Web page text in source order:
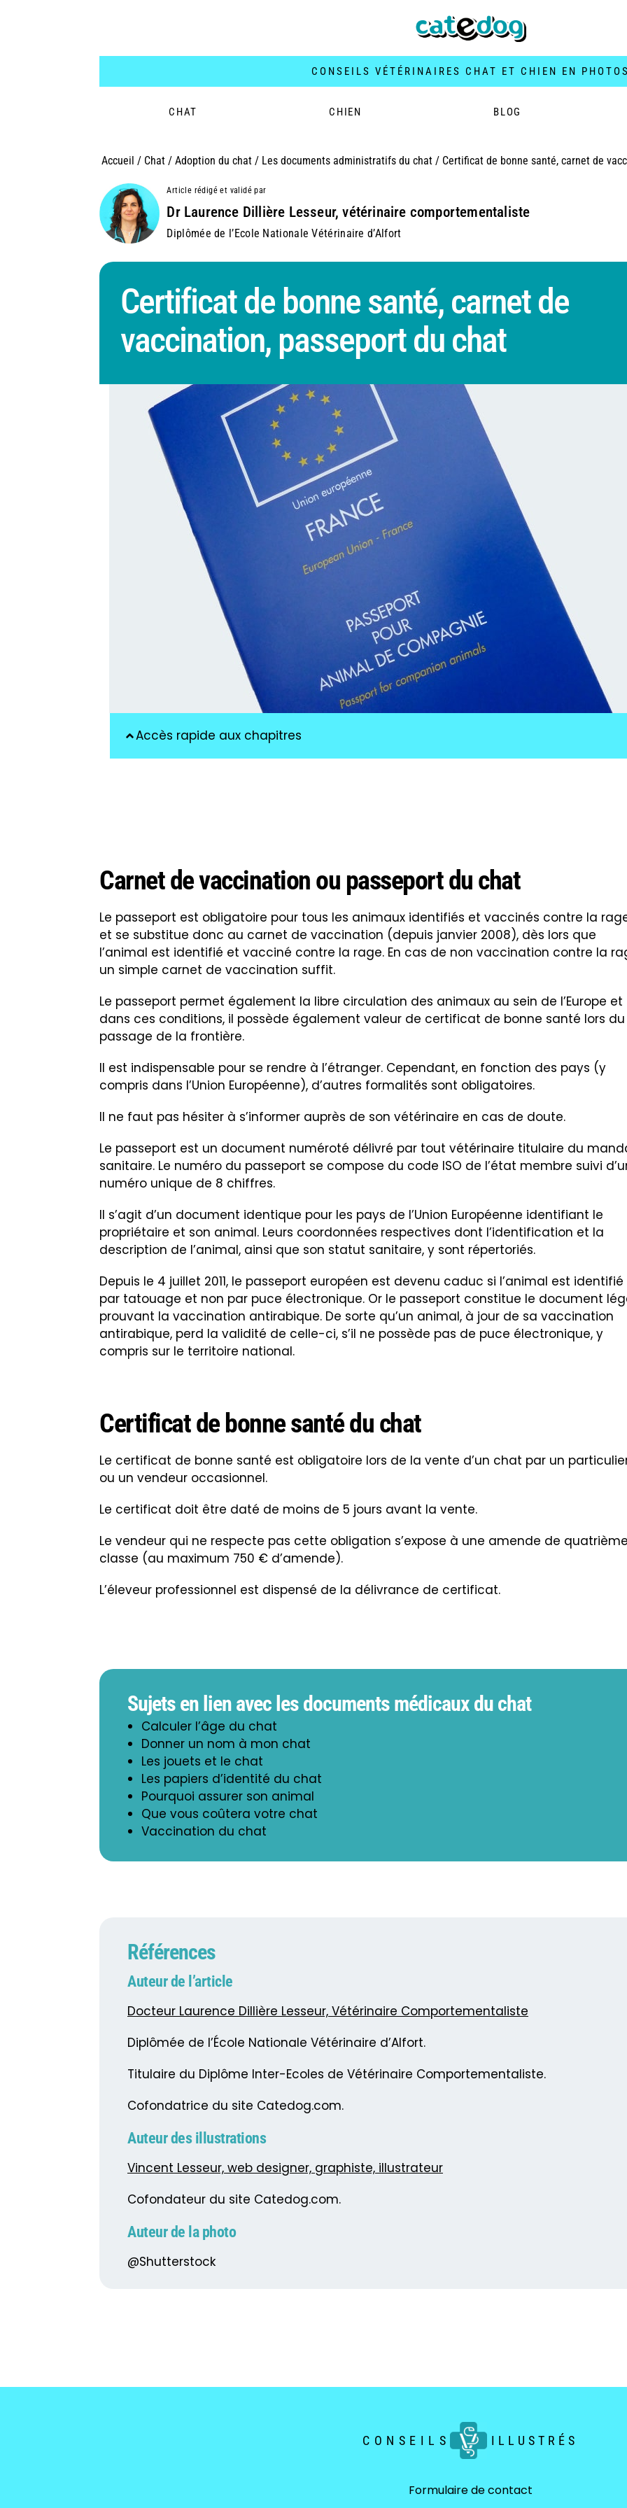
CONSEILS VÉTÉRINAIRES CHAT ET CHIEN EN PHOTOS
CHAT CHIEN BLOG
Accueil / Chat/ Adoption du chat/ Les documents administratifs du chat/ Certificat de bonne santé, carnet de
Article rédigé et validé par
Dr Laurence Dillière Lesseur, vétérinaire comportementaliste
Diplômée de l’Ecole Nationale Vétérinaire d’Alfort
Certificat de bonne santé, carnet de
vaccination, passeport du chat
Accès rapide aux chapitres
Carnet de vaccination ou passeport du chat
Le passeport est obligatoire pour tous les animaux identifiés et vaccinés contre la
et se substitue donc au carnet de vaccination (depuis janvier 2008), dès lors que
l’animal est identifié et vacciné contre la rage. En cas de non vaccination contre la
un simple carnet de vaccination suffit.
Le passeport permet également la libre circulation des animaux au sein de l’Europe et
dans ces conditions, il possède également valeur de certificat de bonne santé lors du
passage de la frontière.
Il est indispensable pour se rendre à l’étranger. Cependant, en fonction des pays (y
compris dans l’Union Européenne), d’autres formalités sont obligatoires.
Il ne faut pas hésiter à s’informer auprès de son vétérinaire en cas de doute.
Le passeport est un document numéroté délivré par tout vétérinaire titulaire du
sanitaire. Le numéro du passeport se compose du code ISO de l’état membre suivi
numéro unique de 8 chiffres.
Il s’agit d’un document identique pour les pays de l’Union Européenne identifiant le
propriétaire et son animal. Leurs coordonnées respectives dont l’identification et la
description de l’animal, ainsi que son statut sanitaire, y sont répertoriés.
Depuis le 4 juillet 2011, le passeport européen est devenu caduc si l’animal est identifié
par tatouage et non par puce électronique. Or le passeport constitue le document
prouvant la vaccination antirabique. De sorte qu’un animal, à jour de sa vaccination
antirabique, perd la validité de celle-ci, s’il ne possède pas de puce électronique, y
compris sur le territoire national.
Certificat de bonne santé du chat
Le certificat de bonne santé est obligatoire lors de la vente d’un chat par un
ou un vendeur occasionnel.
Le certificat doit être daté de moins de 5 jours avant la vente.
Le vendeur qui ne respecte pas cette obligation s’expose à une amende de quatrième
classe (au maximum 750 € d’amende).
L’éleveur professionnel est dispensé de la délivrance de certificat.
Sujets en lien avec les documents médicaux du chat
Calculer l’âge du chat
Donner un nom à mon chat
Les jouets et le chat
Les papiers d’identité du chat
Pourquoi assurer son animal
Que vous coûtera votre chat
Vaccination du chat
Références
Auteur de l’article
Docteur Laurence Dillière Lesseur, Vétérinaire Comportementaliste
Diplômée de l’École Nationale Vétérinaire d’Alfort.
Titulaire du Diplôme Inter-Ecoles de Vétérinaire Comportementaliste.
Cofondatrice du site Catedog.com.
Auteur des illustrations
Vincent Lesseur, web designer, graphiste, illustrateur
Cofondateur du site Catedog.com.
Auteur de la photo
@Shutterstock
CONSEILS ILLUSTRÉS
Formulaire de contact